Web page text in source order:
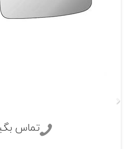
تماس